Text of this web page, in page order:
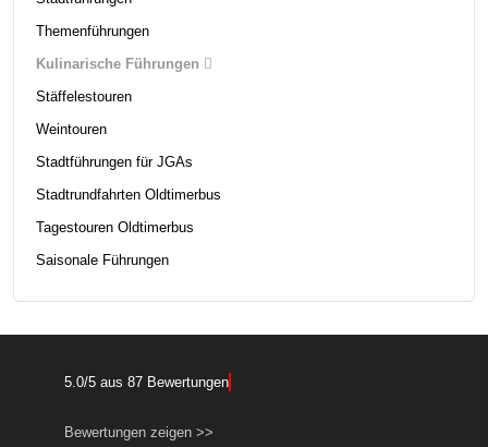
Themenführungen
Kulinarische Führungen
Stäffelestouren
Weintouren
Stadtführungen für JGAs
Stadtrundfahrten Oldtimerbus
Tagestouren Oldtimerbus
Saisonale Führungen
5.0/5 aus 87Bewertungen
Bewertungen zeigen >>